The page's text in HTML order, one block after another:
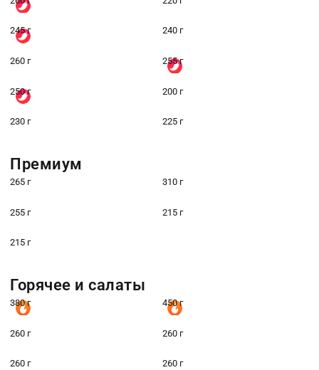
245 г 240 г
260 г 255 г
250 г 200 г
230 г 225 г
Премиум
265 г 310 г
255 г 215 г
215 г
Горячее и салаты
380 г 450 г
260 г 260 г
260 г 260 г